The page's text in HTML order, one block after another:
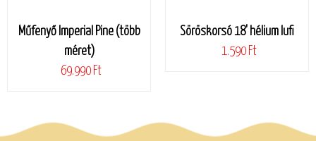
Műfenyő Imperial Pine (több
méret)
69.990 Ft
Söröskorsó 18' hélium lufi
1.590 Ft